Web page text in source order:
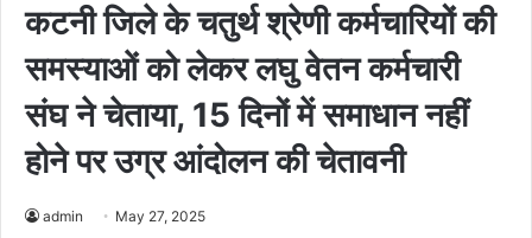
कटनी जिले के चतुर्थ श्रेणी कर्मचारियों की
समस्याओं को लेकर लघु वेतन कर्मचारी
संघ ने चेताया, 15 दिनों में समाधान नहीं
होने पर उग्र आंदोलन की चेतावनी
admin May 27, 2025